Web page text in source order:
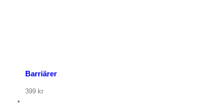
Barriärer
399 kr